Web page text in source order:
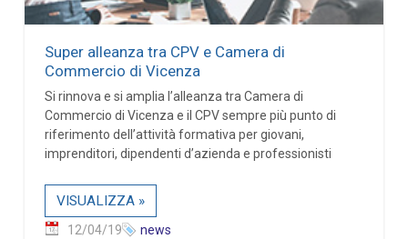
Super alleanza tra CPV e Camera di
Commercio di Vicenza
Si rinnova e si amplia l’alleanza tra Camera di
Commercio di Vicenza e il CPV sempre più punto di
riferimento dell’attività formativa per giovani,
imprenditori, dipendenti d’azienda e professionisti
VISUALIZZA »
12/04/19 news